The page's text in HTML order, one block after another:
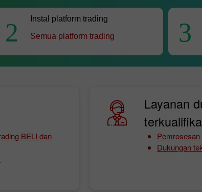
2
Instal platform trading
Semua platform trading
3
BELI dan
Layanan
Dukungan